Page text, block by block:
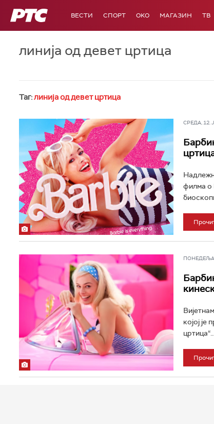
РТС ВЕСТИ СПОРТ OKO МАГАЗИН ТВ
линија од девет цртица
Таг:линија од девет цртица
СРЕДА, 12.
филма о
којој